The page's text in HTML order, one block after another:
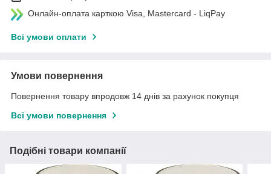
Онлайн-оплата карткою Visa, Mastercard - LiqPay
Всі умови оплати
Умови повернення
Повернення товару впродовж 14 днів за рахунок покупця
Всі умови повернення
Подібні товари компанії